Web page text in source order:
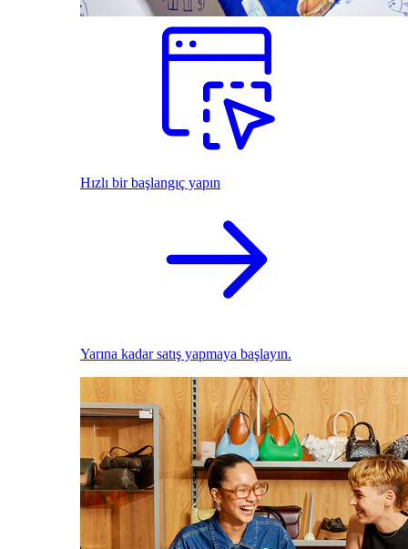
Hızlı bir başlangıç yapın
Yarına kadar satış yapmaya başlayın.